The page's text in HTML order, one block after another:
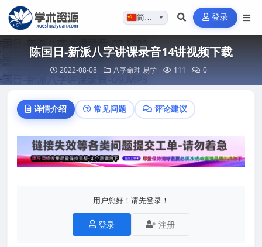
简体…▼ 登录
陈国日-新派八字讲课录音14讲视频下载
2022-08-08 八字命理 易学 111 0
详情介绍 常见问题 评论建议
用户您好！请先登录！
登录 注册